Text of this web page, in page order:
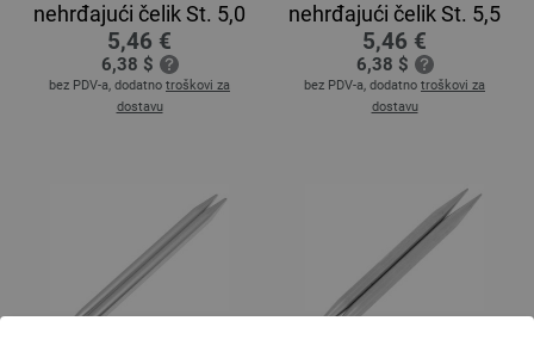
nehrđajući čelik St. 5,0
5,46 €
6,38 $
bez PDV-a, dodatno troškovi za
dostavu
nehrđajući čelik St. 5,5
5,46 €
6,38 $
bez PDV-a, dodatno troškovi za
dostavu